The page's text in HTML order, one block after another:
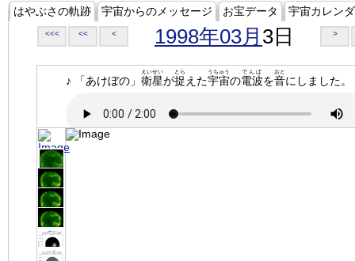
はやぶさの軌跡 宇宙からのメッセージ お宝データ 宇宙カレン
<<< << < 1998年03月 3日 >
♪ 「あけぼの」 衛星
えいせい
が捉
とら
えた宇宙
うちゅう
の電波
でんぱ
を音
おと
にしました。